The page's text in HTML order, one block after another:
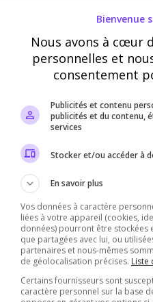
Ce pseudo peut être utilisé par
attribuer des récompenses en
Vérification
Requis
Cette étape nous aide à
automatisés
Bienvenue
Nous avons à cœur
personnelles et
consentement
Publicités et contenu
publicités et du contenu,
services
Stocker et/ou accéder à
En savoir plus
Vos données à caractère
liées à votre appareil (cookies,
données) pourront être stockées
que partagées avec lui, ou
partenaires et nous-mêmes
de géolocalisation précises. Liste
Certains fournisseurs sont
caractère personnel sur la base